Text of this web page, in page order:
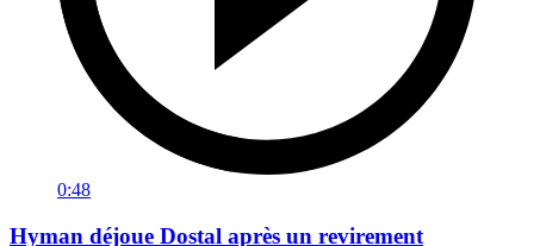
0:48
Hyman déjoue Dostal après un revirement